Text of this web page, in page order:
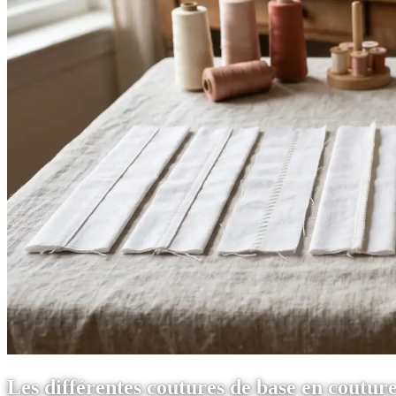
Les différentes coutures de base en